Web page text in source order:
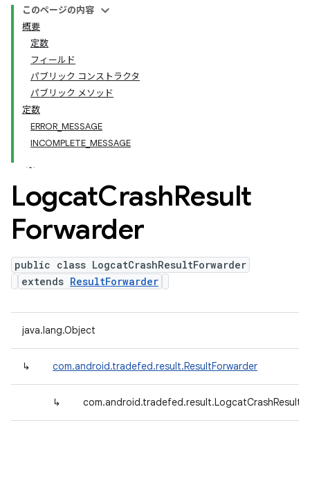
このページの内容
概要
定数
フィールド
パブリック コンストラクタ
パブリック メソッド
定数
ERROR_MESSAGE
INCOMPLETE_MESSAGE
LogcatCrashResult
Forwarder
public class LogcatCrashResultForwarder
extends ResultForwarder
java.lang.Object
↳ com.android.tradefed.result.ResultForwarder
↳